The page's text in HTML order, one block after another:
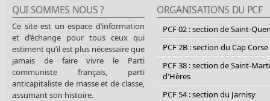
QUI SOMMES NOUS ?
Ce site est un espace d’information
et d’échange pour tous ceux qui
estiment qu’il est plus nécessaire que
jamais de faire vivre le Parti
communiste français, parti
anticapitaliste de masse et de classe,
assumant son histoire.
ORGANISATIONS DU PCF
PCF 02 : section de Saint-
PCF 2B : section du Cap Corse
PCF 38 : section de Saint-
d'Hères
PCF 54 : section du Jarnisy